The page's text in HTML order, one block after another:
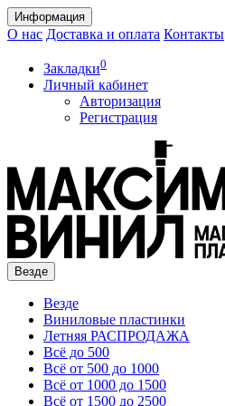
Информация
О нас Доставка и оплата Контакты
Закладки0
Личный кабинет
Авторизация
Регистрация
Везде
Везде
Виниловые пластинки
Летняя РАСПРОДАЖА
Всё до 500
Всё от 500 до 1000
Всё от 1000 до 1500
Всё от 1500 до 2500